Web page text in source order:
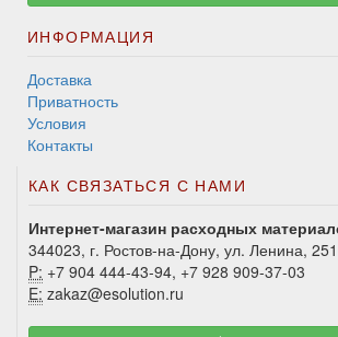
ИНФОРМАЦИЯ
Доставка
Приватность
Условия
Контакты
КАК СВЯЗАТЬСЯ С НАМИ
Интернет-магазин расходных
344023, г. Ростов-на-Дону, ул. Ленина,
P: +7 904 444-43-94, +7 928 909-37-03
E: zakaz@esolution.ru